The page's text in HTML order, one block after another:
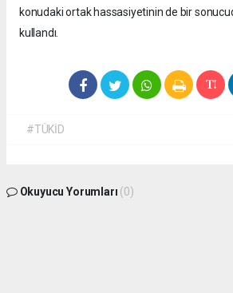
konudaki ortak hassasiyetinin de bir
kullandı.
#TÜKİD
Okuyucu Yorumları (0)